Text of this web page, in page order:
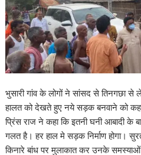
भुसारी गांव के लोगों ने सांसद से तिनगछा
हालत को देखते हुए नये सड़क बनवाने को
प्रिंस राज ने कहा कि इतनी घनी आबादी के
गलत है। हर हाल मे सड़क निर्माण होगा।
किनारे बांध पर मुलाकात कर उनके